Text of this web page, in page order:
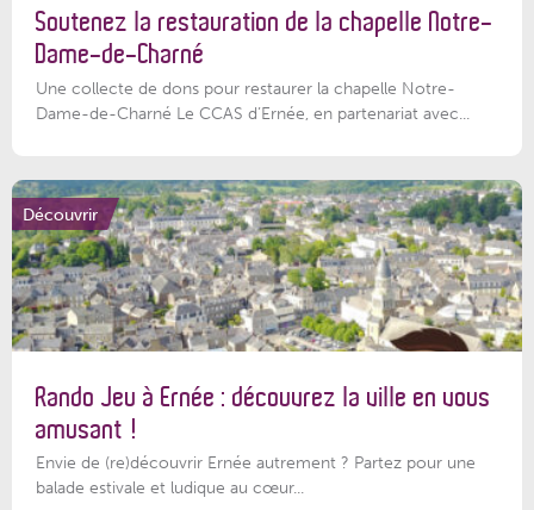
Soutenez la restauration de la chapelle Notre-
Dame-de-Charné
Une collecte de dons pour restaurer la chapelle Notre-
Dame-de-Charné Le CCAS d’Ernée, en partenariat avec...
Découvrir
Rando Jeu à Ernée : découvrez la ville en vous
amusant !
Envie de (re)découvrir Ernée autrement ? Partez pour une
balade estivale et ludique au cœur...